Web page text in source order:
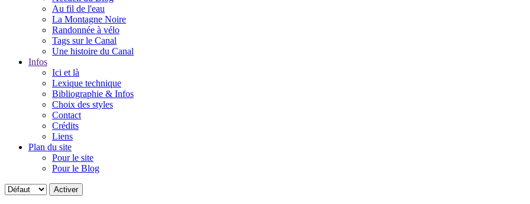
Au fil de l'eau
La Montagne Noire
Randonnée à vélo
Tags sur le Canal
Une histoire du Canal
Infos
Ici et là
Lexique technique
Bibliographie & Infos
Choix des styles
Contact
Crédits
Liens
Plan du site
Pour le site
Pour le Blog